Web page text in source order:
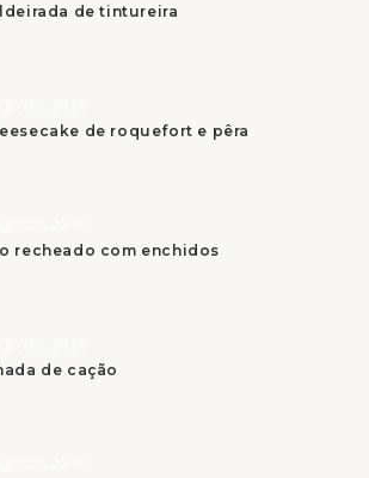
de tintureira
de roquefort e pêra
recheado com enchidos
de cação